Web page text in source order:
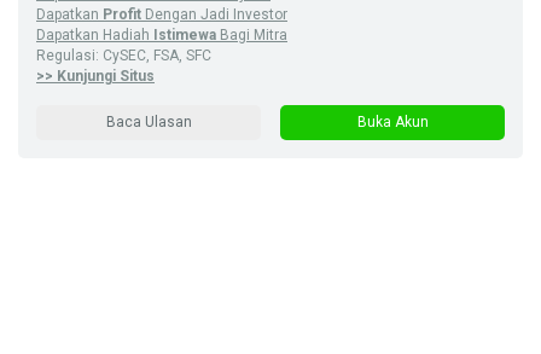
Dapatkan Profit Dengan Jadi Investor
Dapatkan Hadiah
Istimewa Bagi Mitra
Regulasi: CySEC, FSA, SFC
>> Kunjungi Situs
Baca Ulasan Buka Akun